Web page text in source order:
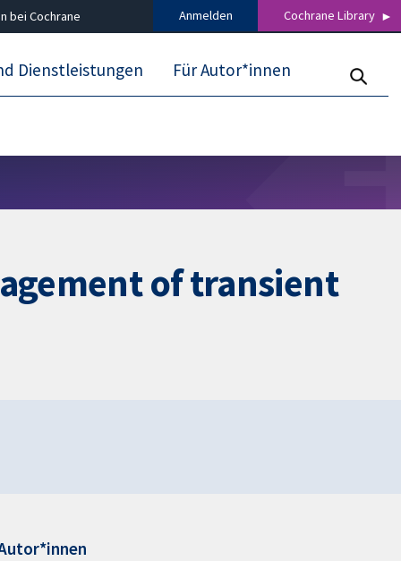
bei Cochrane Anmelden Cochrane Library
Dienstleistungen Für Autor*innen
of transient